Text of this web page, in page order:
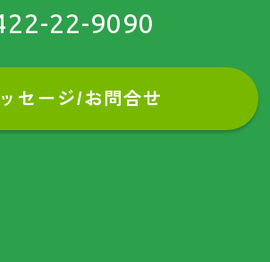
22-9090
セージ/お問合せ